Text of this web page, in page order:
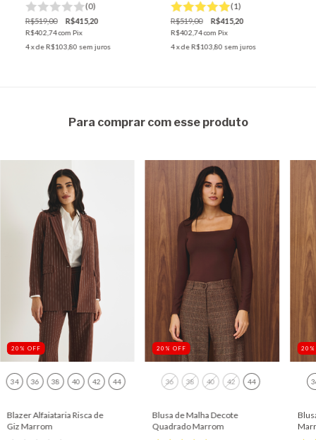
(0)
R$519,00 R$415,20
R$402,74com Pix
4x deR$103,80 sem juros
(1)
R$519,00 R$415,20
R$402,74com Pix
4 x deR$103,80 sem juros
Para comprar com esse produto
20 % OFF
34 36 38 40 42 44
Blazer Alfaiataria Risca de
Giz Marrom
20 % OFF
36 38 40 42 44
Blusa de Malha Decote
Quadrado Marrom
20